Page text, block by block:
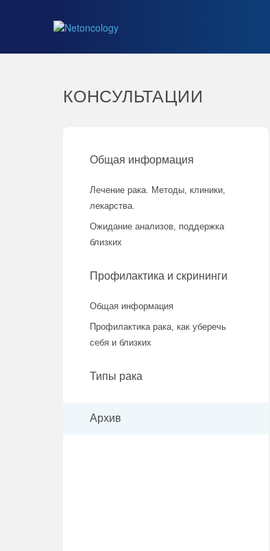
КОНСУЛЬТАЦИИ
Общая информация
Лечение рака. Методы, клиники,
лекарства.
Ожидание анализов, поддержка
близких
Профилактика и скрининги
Общая информация
Профилактика рака, как уберечь
себя и близких
Типы рака
Архив